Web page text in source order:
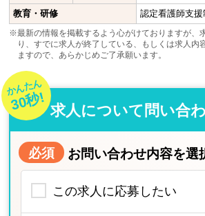
教育・研修
認定看護師支援
※最新の情報を掲載するよう心がけておりますが、
り、すでに求人が終了している、もしくは求人内
ますので、あらかじめご了承願います。
かんたん
30秒! 求人について問い合
必須 お問い合わせ内容を選
この求人に応募したい